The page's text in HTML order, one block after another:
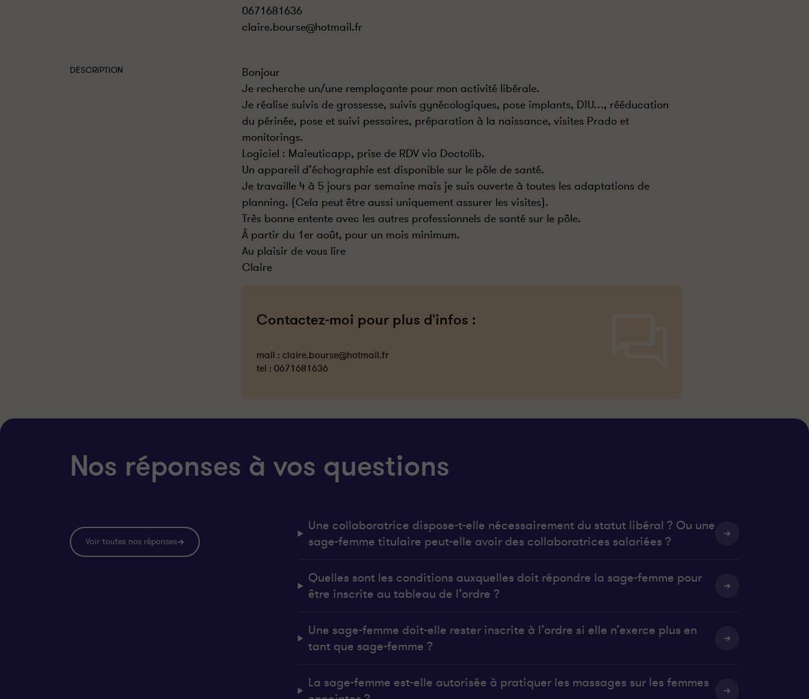
0671681636
claire.bourse@hotmail.fr
DESCRIPTION
Bonjour
Je recherche un/une remplaçante pour mon activité libérale.
Je réalise suivis de grossesse, suivis gynécologiques, pose implants, DIU…, rééducation
du périnée, pose et suivi pessaires, préparation à la naissance, visites Prado et
monitorings.
Logiciel : Maieuticapp, prise de RDV via Doctolib.
Un appareil d’échographie est disponible sur le pôle de santé.
Je travaille 4 à 5 jours par semaine mais je suis ouverte à toutes les adaptations de
planning. (Cela peut être aussi uniquement assurer les visites).
Très bonne entente avec les autres professionnels de santé sur le pôle.
À partir du 1er août, pour un mois minimum.
Au plaisir de vous lire
Claire
Contactez-moi pour plus d'infos :
mail : claire.bourse@hotmail.fr
tel : 0671681636
Nos réponses à vos questions
Voir toutes nos réponses
Une collaboratrice dispose-t-elle nécessairement du statut libéral ? Ou une
sage-femme titulaire peut-elle avoir des collaboratrices salariées ?
Quelles sont les conditions auxquelles doit répondre la sage-femme pour
être inscrite au tableau de l’ordre ?
Une sage-femme doit-elle rester inscrite à l’ordre si elle n’exerce plus en
tant que sage-femme ?
La sage-femme est-elle autorisée à pratiquer les massages sur les femmes